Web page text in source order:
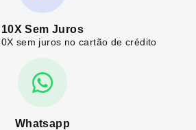
10X Sem Juros
sem juros no cartão de crédito
Whatsapp